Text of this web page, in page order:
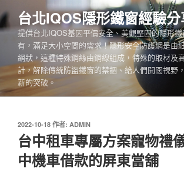
至
主
內
容
台北IQOS隱形鐵窗經驗
提供台北IQOS基因平價安全、美觀堅固的隱形
有，滿足大小空間的需求！隱形安全防護網是由
網狀，這種特殊鋼絲由鋼線組成，特殊的取材及
計，解除傳統防盜鐵窗的禁錮、給人們開闊視野
新的突破。
發
佈
於
2022-10-18 作者: ADMIN
台中租車專屬方案寵物禮
中機車借款的屏東當舖